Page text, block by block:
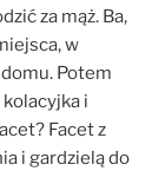
za mąż. Ba,
w
Potem
i
Facet z
i gardzielą do